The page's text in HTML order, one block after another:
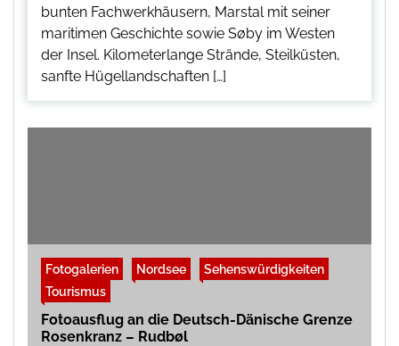
bunten Fachwerkhäusern, Marstal mit seiner
maritimen Geschichte sowie Søby im Westen
der Insel. Kilometerlange Strände, Steilküsten,
sanfte Hügellandschaften […]
Fotogalerien Nordsee
Sehenswürdigkeiten
Tourismus
Fotoausflug an die Deutsch-Dänische Grenze
Rosenkranz – Rudbøl